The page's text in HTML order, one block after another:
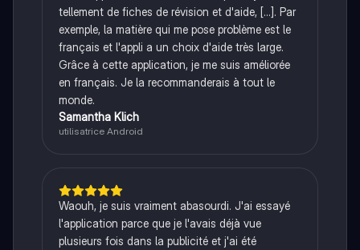
tellement de fiches de révision et d'aide, [...]. Par
exemple, la matière qui me pose problème est le
français et l'appli a un choix d'aide très large.
Grâce à cette application, je me suis améliorée
en français. Je la recommanderais à tout le
monde.
Samantha Klich
utilisatrice Android
Waouh, je suis vraiment abasourdi. J'ai essayé
l'application parce que je l'avais déjà vue
plusieurs fois dans la publicité et j'ai été